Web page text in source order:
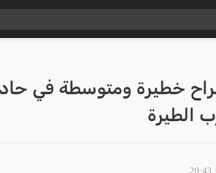
بجراح خطيرة ومتوسطة في